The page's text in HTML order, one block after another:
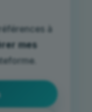
à
mes